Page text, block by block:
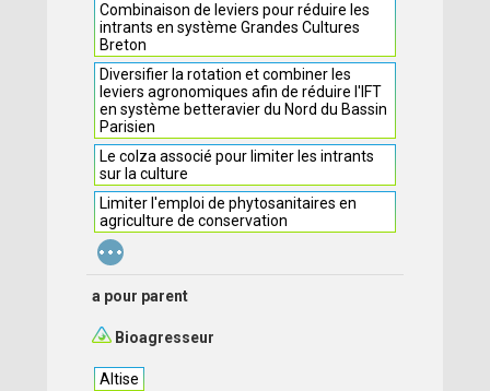
Combinaison de leviers pour réduire les
intrants en système Grandes Cultures
Breton
Diversifier la rotation et combiner les
leviers agronomiques afin de réduire l'IFT
en système betteravier du Nord du Bassin
Parisien
Le colza associé pour limiter les intrants
sur la culture
Limiter l'emploi de phytosanitaires en
agriculture de conservation
...
a pour parent
Bioagresseur
Altise